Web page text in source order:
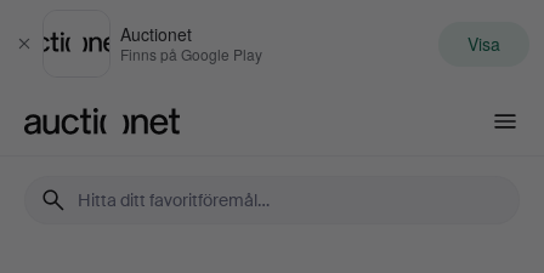
Stäng
Auctionet
Finns på Google Play Visa